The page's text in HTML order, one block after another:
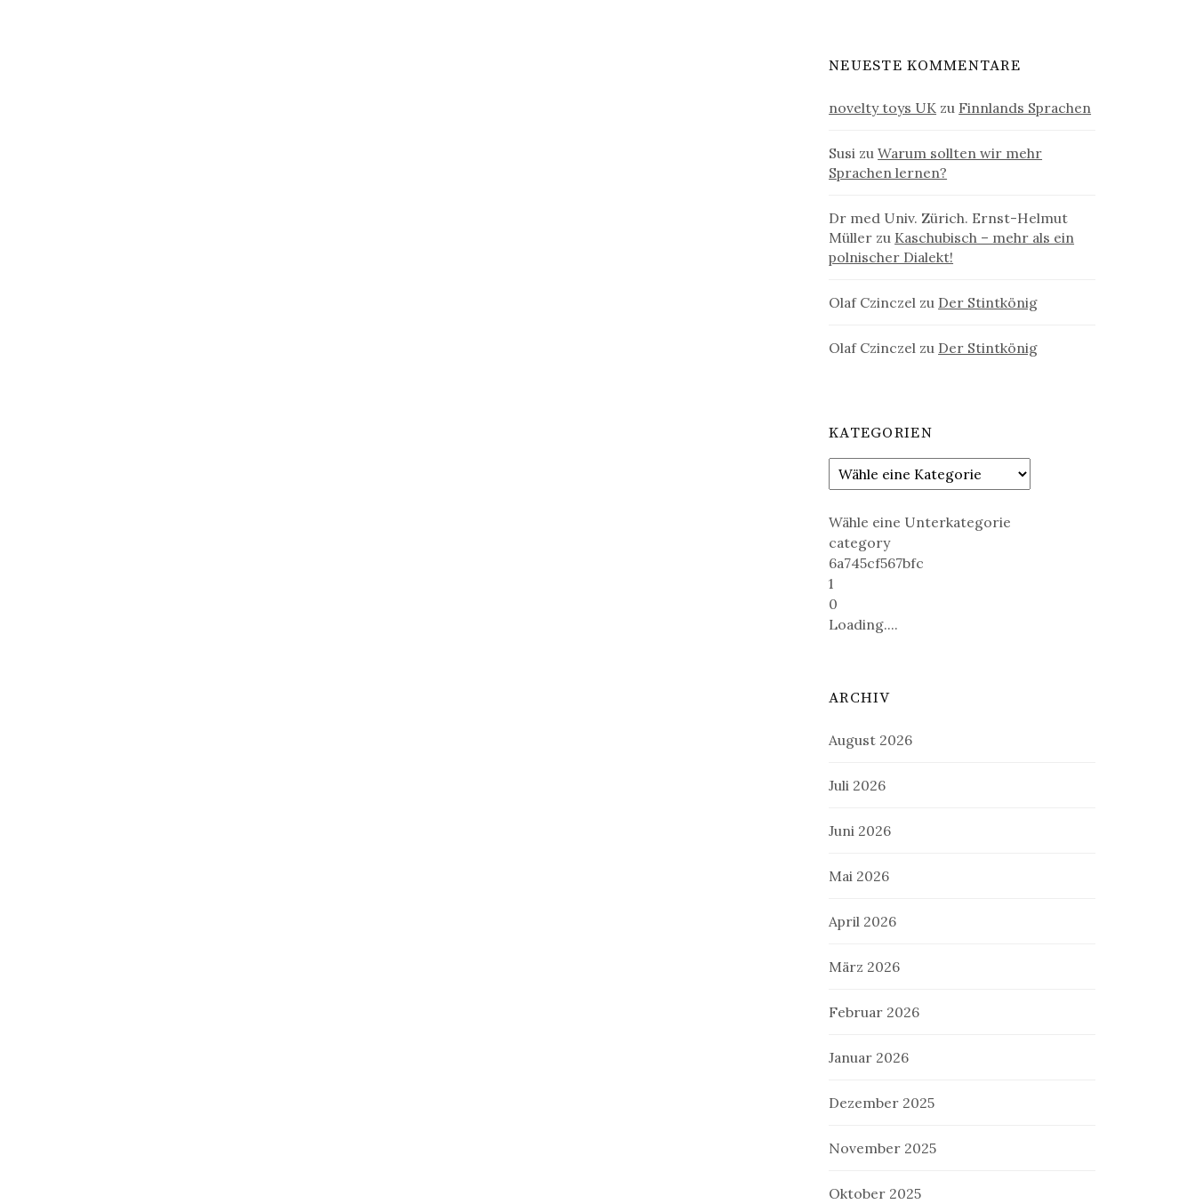
NEUESTE KOMMENTARE
novelty toys UK zu Finnlands Sprachen
Susi zuWarum sollten wir mehr
Sprachen lernen?
Dr med Univ. Zürich. Ernst-Helmut
Müller zu Kaschubisch – mehr als ein
polnischer Dialekt!
Olaf Czinczel zu Der Stintkönig
Olaf Czinczel zu Der Stintkönig
KATEGORIEN
Wähle eine Unterkategorie
category
6a745cf567bfc
1
0
Loading....
ARCHIV
August 2026
Juli 2026
Juni 2026
Mai 2026
April 2026
März 2026
Februar 2026
Januar 2026
Dezember 2025
November 2025
Oktober 2025